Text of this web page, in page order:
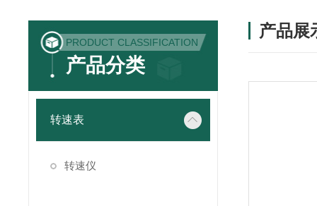
PRODUCT CLASSIFICATION
产品分类
转速表
转速仪
产品展